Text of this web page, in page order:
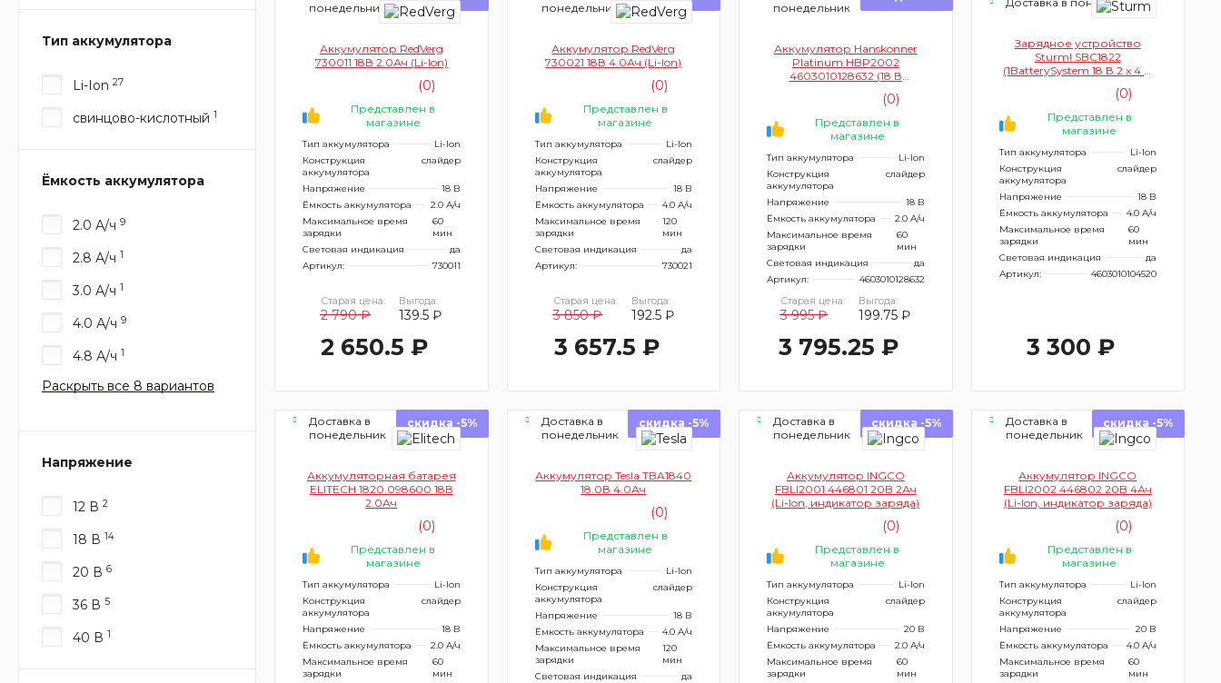
Тип аккумулятора
Li-Ion 27
свинцово-кислотный 1
Ёмкость аккумулятора
2.0 А/ч 9
2.8 А/ч 1
3.0 А/ч 1
4.0 А/ч 9
4.8 А/ч 1
Раскрыть все 8 вариантов
Напряжение
12 В 2
18 В 14
20 В 6
36 В 5
40 В 1
понедельник
Аккумулятор RedVerg
730011 18В 2.0Ач (Li-Ion)
(0)
Представлен в
магазине
Тип аккумулятора
Li-Ion
Конструкция
аккумулятора
слайдер
Напряжение
18 В
Ёмкость аккумулятора
2.0 А/ч
Максимальное время
зарядки
60
мин
Световая индикация
да
Артикул:
730011
Старая цена:
2 790 ₽
Выгода:
139.5 ₽
2 650.5 ₽
понедельник
Аккумулятор RedVerg
730021 18В 4.0Ач (Li-Ion)
(0)
Представлен в
магазине
Тип аккумулятора
Li-Ion
Конструкция
аккумулятора
слайдер
Напряжение
18 В
Ёмкость аккумулятора
4.0 А/ч
Максимальное время
зарядки
120
мин
Световая индикация
да
Артикул:
730021
Старая цена:
3 850 ₽
Выгода:
192.5 ₽
3 657.5 ₽
понедельник
Аккумулятор Hanskonner
Platinum HBP2002
4603010128632 (18 В
разъем блистер)
(0)
Представлен в
магазине
Тип аккумулятора
Li-Ion
Конструкция
аккумулятора
слайдер
Напряжение
18 В
Ёмкость аккумулятора
2.0 А/ч
Максимальное время
зарядки
60
мин
Световая индикация
да
Артикул:
4603010128632
Старая цена:
3 995 ₽
Выгода:
199.75 ₽
3 795.25 ₽
Зарядное устройство
Sturm! SBC1822
(1BatterySystem 18 В 2 x 4 А
(0)
Представлен в
магазине
Тип аккумулятора
Li-Ion
Конструкция
аккумулятора
слайдер
Напряжение
18 В
Ёмкость аккумулятора
4.0 А/ч
Максимальное время
зарядки
60
мин
Световая индикация
да
Артикул:
4603010104520
3 300 ₽
Доставка в
понедельник
скидка -5%
Аккумуляторная батарея
ELITECH 1820.098600 18В
2.0Aч
(0)
Представлен в
магазине
Тип аккумулятора
Li-Ion
Конструкция
аккумулятора
слайдер
Напряжение
18 В
Ёмкость аккумулятора
2.0 А/ч
Максимальное время
зарядки
60
мин
Доставка в
понедельник
скидка -5%
Аккумулятор Tesla TBA1840
18.0В 4.0Ач
(0)
Представлен в
магазине
Тип аккумулятора
Li-Ion
Конструкция
аккумулятора
слайдер
Напряжение
18 В
Ёмкость аккумулятора
4.0 А/ч
Максимальное время
зарядки
120
мин
Световая индикация
да
Доставка в
понедельник
скидка -5%
Аккумулятор INGCO
FBLI2001 446801 20B 2Ач
(Li-lon, индикатор заряда)
(0)
Представлен в
магазине
Тип аккумулятора
Li-Ion
Конструкция
аккумулятора
слайдер
Напряжение
20 В
Ёмкость аккумулятора
2.0 А/ч
Максимальное время
зарядки
60
мин
Доставка в
понедельник
скидка -5%
Аккумулятор INGCO
FBLI2002 446802 20B 4Ач
(Li-lon, индикатор заряда)
(0)
Представлен в
магазине
Тип аккумулятора
Li-Ion
Конструкция
аккумулятора
слайдер
Напряжение
20 В
Ёмкость аккумулятора
4.0 А/ч
Максимальное время
зарядки
60
мин